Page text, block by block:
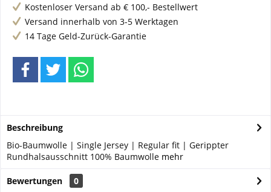
Kostenloser Versand ab € 100,- Bestellwert
Versand innerhalb von 3-5 Werktagen
14 Tage Geld-Zurück-Garantie
Beschreibung
Bio-Baumwolle | Single Jersey | Regular fit | Gerippter
Rundhalsausschnitt 100% Baumwolle mehr
Bewertungen
0